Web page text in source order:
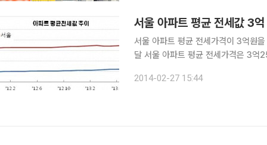
서울 아파트 평균 전세값 3
서울 아파트 평균 전세가격이 3억원을 넘어섰다. 27일 KB국민은행 부동산
달 서울 아파트 평균 전세가격은 3
상이 지속되는 가운데 봄 이사철과 맞
2014-02-27 15:44